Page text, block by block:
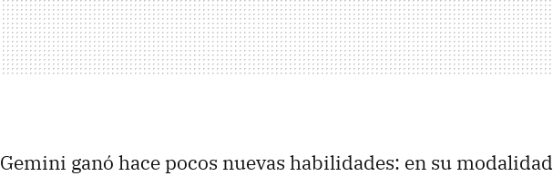
Gemini ganó hace pocos nuevas habilidades: en su modalidad